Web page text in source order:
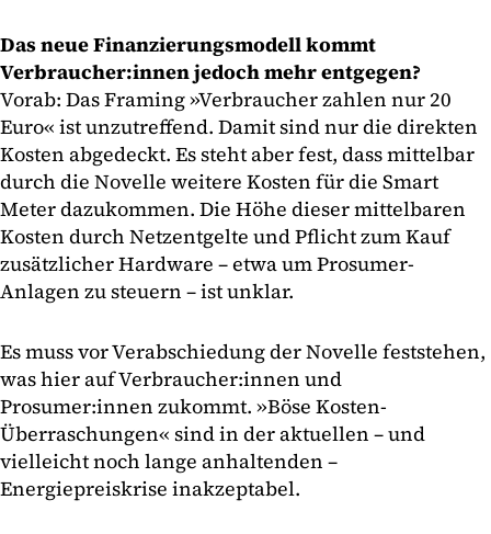
Das neue Finanzierungsmodell kommt
Verbraucher:innen jedoch mehr entgegen?
Vorab: Das Framing »Verbraucher zahlen nur 20
Euro« ist unzutreffend. Damit sind nur die direkten
Kosten abgedeckt. Es steht aber fest, dass mittelbar
durch die Novelle weitere Kosten für die Smart
Meter dazukommen. Die Höhe dieser mittelbaren
Kosten durch Netzentgelte und Pflicht zum Kauf
zusätzlicher Hardware – etwa um Prosumer-
Anlagen zu steuern – ist unklar.
Es muss vor Verabschiedung der Novelle feststehen,
was hier auf Verbraucher:innen und
Prosumer:innen zukommt. »Böse Kosten-
Überraschungen« sind in der aktuellen – und
vielleicht noch lange anhaltenden –
Energiepreiskrise inakzeptabel.